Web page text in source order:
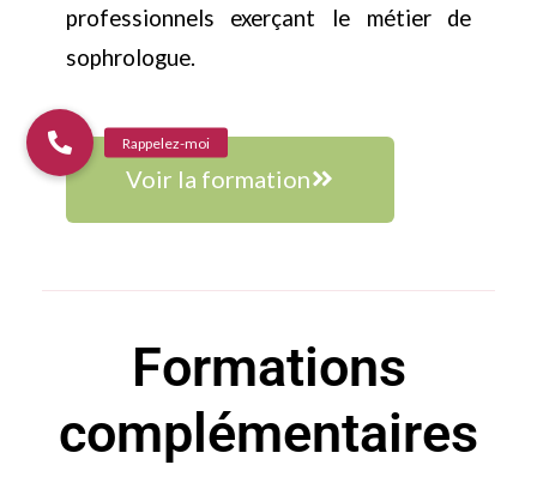
professionnels exerçant le métier de
sophrologue.
Voir la formation
Formations
complémentaires